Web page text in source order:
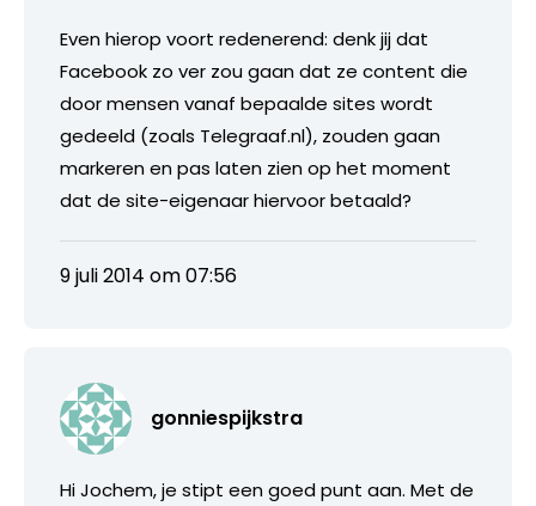
Even hierop voort redenerend: denk jij dat
Facebook zo ver zou gaan dat ze content die
door mensen vanaf bepaalde sites wordt
gedeeld (zoals Telegraaf.nl), zouden gaan
markeren en pas laten zien op het moment
dat de site-eigenaar hiervoor betaald?
9 juli 2014 om 07:56
gonniespijkstra
Hi Jochem, je stipt een goed punt aan. Met de